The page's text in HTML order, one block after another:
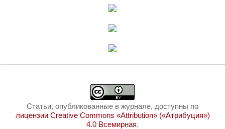
Статьи, опубликованные в журнале, доступны по
лицензии Creative Commons «Attribution» («Атрибуция»)
4.0 Всемирная.